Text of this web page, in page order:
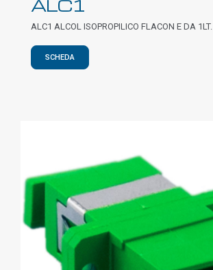
ALC1
ALC1 ALCOL ISOPROPILICO FLACON E DA 1LT.
SCHEDA